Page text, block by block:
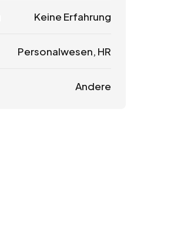
Keine Erfahrung
Personalwesen, HR
Andere